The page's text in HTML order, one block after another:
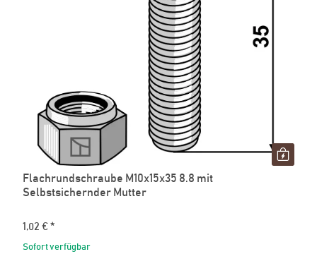
Flachrundschraube M10x15x35 8.8 mit
Selbstsichernder Mutter
1,02 € *
Sofort verfügbar